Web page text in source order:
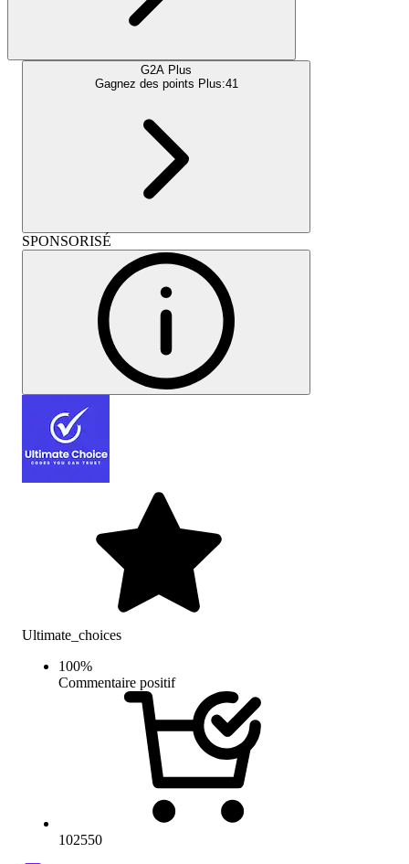
G2A Plus
Gagnez des points Plus:41
SPONSORISÉ
Ultimate_choices
100%
Commentaire positif
102550